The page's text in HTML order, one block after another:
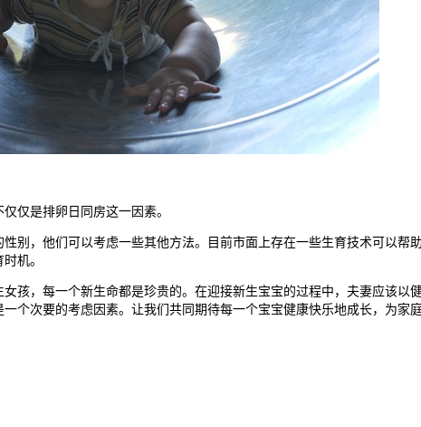
仅是排卵日同房这一因素。
，他们可以考虑一些其他方法。目前市面上存在一些生育技术可以帮
机。
，每一个新生命都是珍贵的。在迎接新生宝宝的过程中，夫妻应该以
次要的考虑因素。让我们共同期待每一个宝宝健康快乐地成长，为家